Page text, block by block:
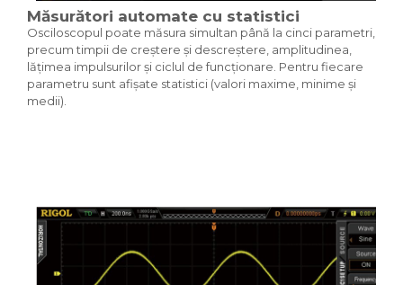
Măsurători automate cu statistici
Osciloscopul poate măsura simultan până la cinci parametri,
precum timpii de creștere și descreștere, amplitudinea,
lățimea impulsurilor și ciclul de funcționare. Pentru fiecare
parametru sunt afișate statistici (valori maxime, minime și
medii).